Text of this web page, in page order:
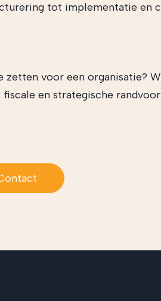
tot implementatie en
zetten voor een organisatie?
en strategische